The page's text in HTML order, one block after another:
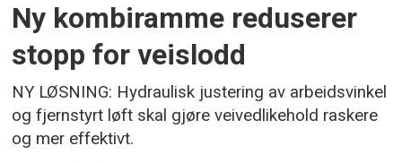
Ny kombiramme reduserer
stopp for veislodd
NY LØSNING: Hydraulisk justering av arbeidsvinkel
og fjernstyrt løft skal gjøre veivedlikehold raskere
og mer effektivt.